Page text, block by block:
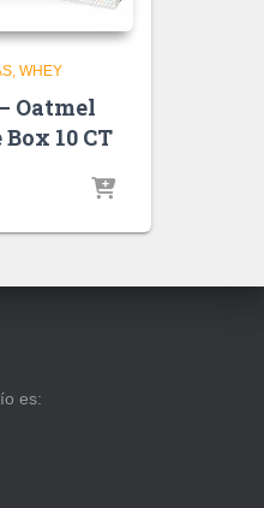
WHEY
Oatmel
10 CT
es: